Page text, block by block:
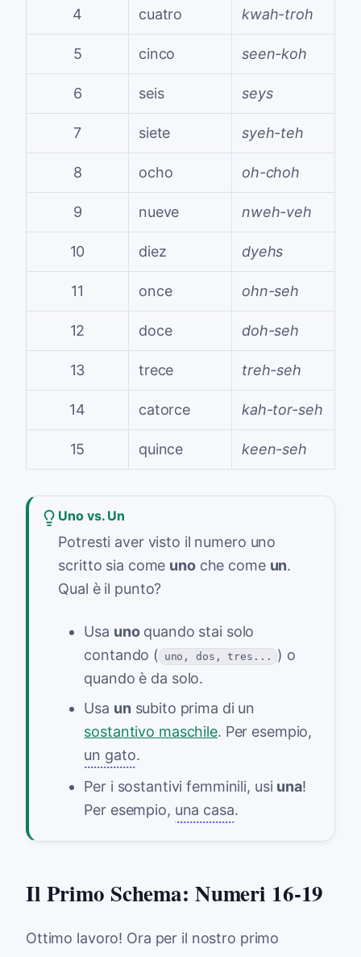
4 cuatro kwah-troh
5 cinco seen-koh
6 seis seys
7 siete syeh-teh
8 ocho oh-choh
9 nueve nweh-veh
10 diez dyehs
11 once ohn-seh
12 doce doh-seh
13 trece treh-seh
14 catorce kah-tor-seh
15 quince keen-seh
Uno vs. Un
Potresti aver visto il numero uno
scritto sia come unoche come un.
Qual è il punto?
Usa unoquando stai solo
contando ( uno, dos, tres...
) o
quando è da solo.
Usa un subito prima di un
sostantivo maschile. Per esempio,
un gato.
Per i sostantivi femminili, usi una!
Per esempio, una casa.
Il Primo Schema: Numeri 16-19
Ottimo lavoro! Ora per il nostro primo